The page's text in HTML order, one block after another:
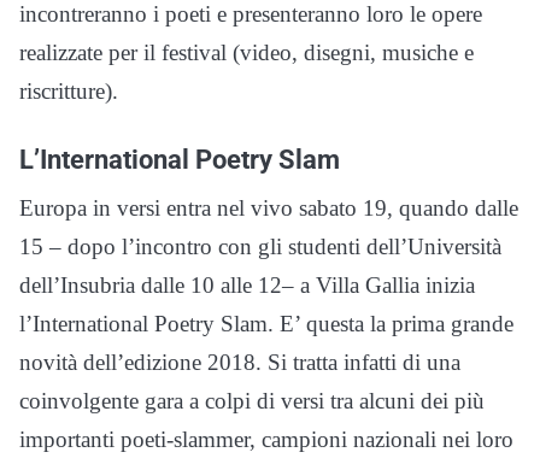
incontreranno i poeti e presenteranno loro le opere
realizzate per il festival (video, disegni, musiche e
riscritture).
L’International Poetry Slam
Europa in versi entra nel vivo sabato 19, quando dalle
15 – dopo l’incontro con gli studenti dell’Università
dell’Insubria dalle 10 alle 12– a Villa Gallia inizia
l’International Poetry Slam. E’ questa la prima grande
novità dell’edizione 2018. Si tratta infatti di una
coinvolgente gara a colpi di versi tra alcuni dei più
importanti poeti-slammer, campioni nazionali nei loro